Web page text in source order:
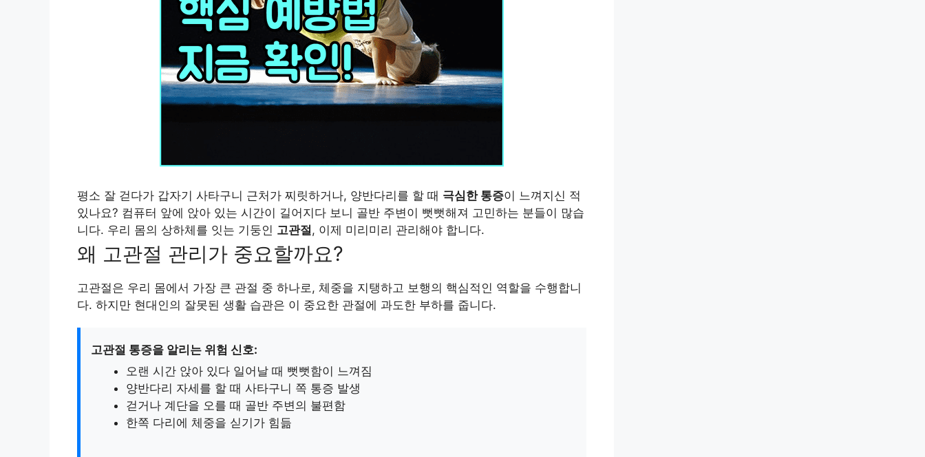
평소 잘 걷다가 갑자기 사타구니 근처가 찌릿하거나, 양반다리를 할 때 극심한 통증이 느껴지신 적
있나요? 컴퓨터 앞에 앉아 있는 시간이 길어지다 보니 골반 주변이 뻣뻣해져 고민하는 분들이 많습
니다. 우리 몸의 상하체를 잇는 기둥인 고관절, 이제 미리미리 관리해야 합니다.
왜 고관절 관리가 중요할까요?
고관절은 우리 몸에서 가장 큰 관절 중 하나로, 체중을 지탱하고 보행의 핵심적인 역할을 수행합니
다. 하지만 현대인의 잘못된 생활 습관은 이 중요한 관절에 과도한 부하를 줍니다.
고관절 통증을 알리는 위험 신호:
오랜 시간 앉아 있다 일어날 때 뻣뻣함이 느껴짐
양반다리 자세를 할 때 사타구니 쪽 통증 발생
걷거나 계단을 오를 때 골반 주변의 불편함
한쪽 다리에 체중을 싣기가 힘듦